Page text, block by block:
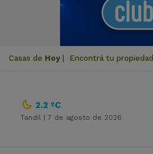
Casas de Hoy Encontrá tu propiedad
2.2 ºC
Tandil | 7 de agosto de 2026